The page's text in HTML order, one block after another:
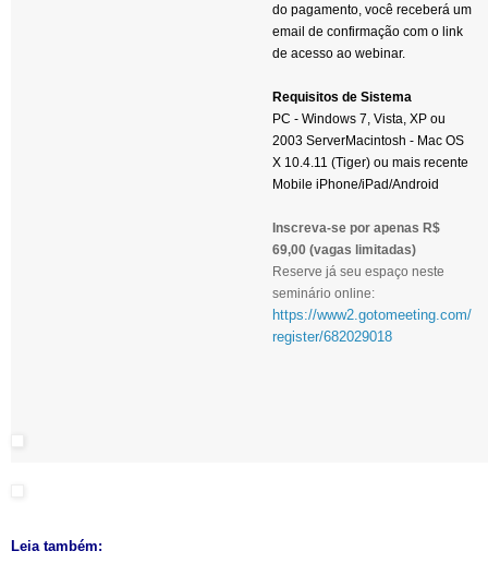
do pagamento, você receberá um
email de confirmação com o link
de acesso ao webinar.
Requisitos de Sistema
PC - Windows 7, Vista, XP ou
2003 ServerMacintosh - Mac OS
X 10.4.11 (Tiger) ou mais recente
Mobile iPhone/iPad/Android
Inscreva-se por apenas R$
69,00 (vagas limitadas)
Reserve já seu espaço neste
seminário online:
https://www2.gotomeeting.com/
register/682029018
Leia também: